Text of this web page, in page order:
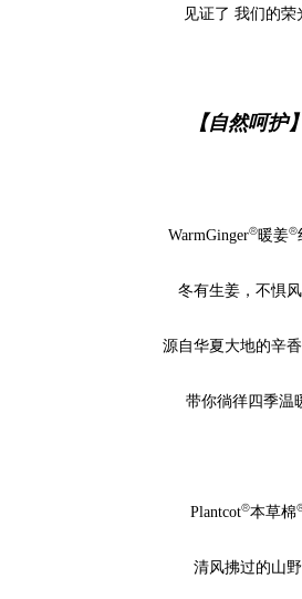
见证了 我们的荣
【自然呵护】
WarmGinger®暖姜®
冬有生姜，不惧
源自华夏大地的辛
带你徜徉四季温
Plantcot®本草棉
清风拂过的山野